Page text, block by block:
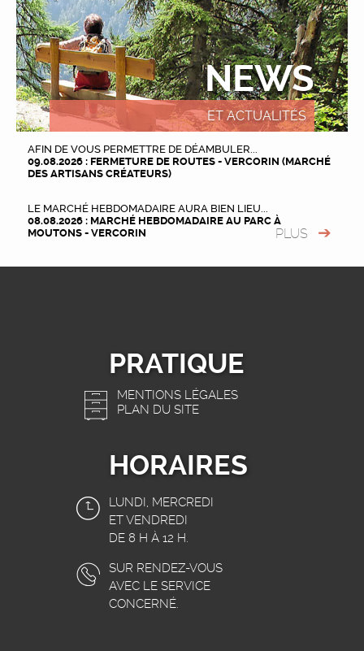
NEWS
ET ACTUALITÉS
AFIN DE VOUS PERMETTRE DE DÉAMBULER...
09.08.2026 : FERMETURE DE ROUTES - VERCORIN (MARCHÉ
DES ARTISANS CRÉATEURS)
LE MARCHÉ HEBDOMADAIRE AURA BIEN LIEU...
08.08.2026 : MARCHÉ HEBDOMADAIRE AU PARC À
MOUTONS - VERCORIN
PLUS
PRATIQUE
MENTIONS LÉGALES
PLAN DU SITE
HORAIRES
LUNDI, MERCREDI
ET VENDREDI
DE 8 H À 12 H.
SUR RENDEZ-VOUS
AVEC LE SERVICE
CONCERNÉ.